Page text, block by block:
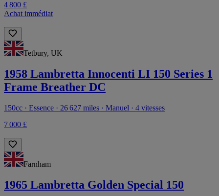
4 800 £
Achat immédiat
Tetbury, UK
1958 Lambretta Innocenti LI 150 Series 1
Frame Breather DC
150cc · Essence · 26 627 miles · Manuel · 4 vitesses
7 000 £
Farnham
1965 Lambretta Golden Special 150